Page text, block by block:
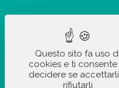
Questo sito fa uso di
cookies e ti consente
decidere se
rifiutarli